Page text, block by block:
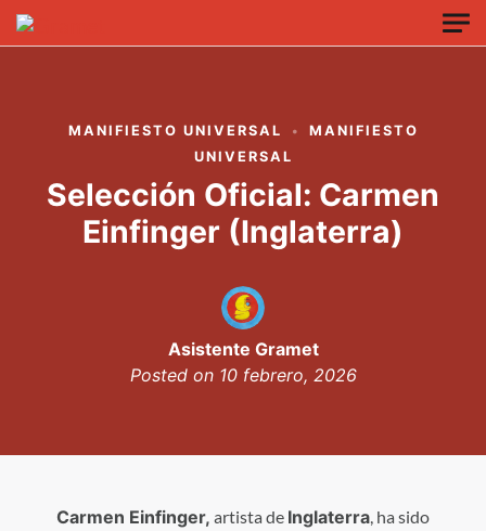
Skip to main content
MANIFIESTO UNIVERSAL
MANIFIESTO
UNIVERSAL
Selección Oficial: Carmen
Einfinger (Inglaterra)
Posted on 10 febrero, 2026
Asistente Gramet
Carmen Einfinger, artista de Inglaterra, ha sido